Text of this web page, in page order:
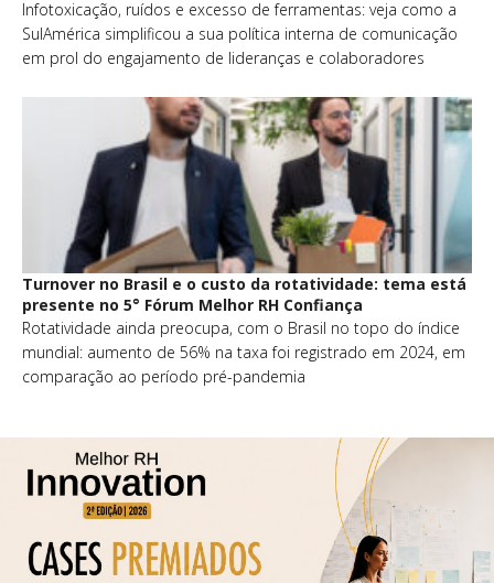
Infotoxicação, ruídos e excesso de ferramentas: veja como a
SulAmérica simplificou a sua política interna de comunicação
em prol do engajamento de lideranças e colaboradores
Turnover no Brasil e o custo da rotatividade: tema está
presente no 5° Fórum Melhor RH Confiança
Rotatividade ainda preocupa, com o Brasil no topo do índice
mundial: aumento de 56% na taxa foi registrado em 2024, em
comparação ao período pré-pandemia